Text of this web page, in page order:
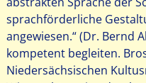
sprachförderliche
angewiesen.“ (Dr. Bernd
kompetent begleiten.
Niedersächsischen